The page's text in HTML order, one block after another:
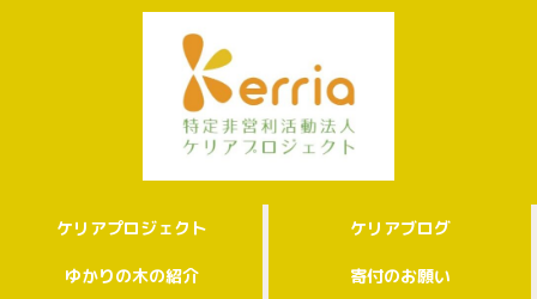
ケリアプロジェクト ケリアブログ
ゆかりの木の紹介 寄付のお願い